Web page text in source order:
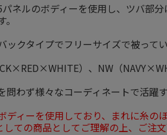
パネルのボディーを使用し、ツバ部
ックタイプでフリーサイズで被ってい
）、NW（
問わず様々なコーディネートで活躍
ディーを使用しており、まれに糸の
しての商品としてご理解の上、ご注